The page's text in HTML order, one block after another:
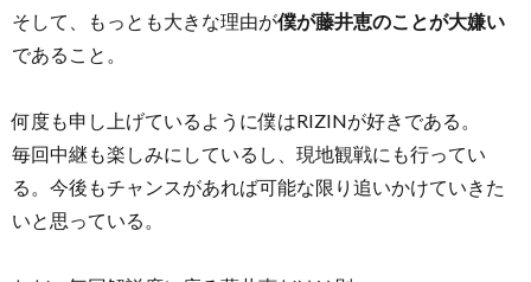
そして、もっとも大きな理由が僕が藤井恵のことが大嫌い
であること。
何度も申し上げているように僕はRIZINが好きである。
毎回中継も楽しみにしているし、現地観戦にも行ってい
る。今後もチャンスがあれば可能な限り追いかけていきた
いと思っている。